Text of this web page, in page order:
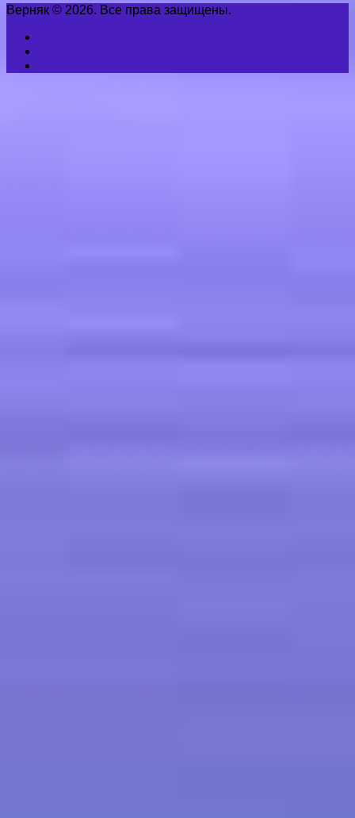
Верняк © 2026. Все права защищены.